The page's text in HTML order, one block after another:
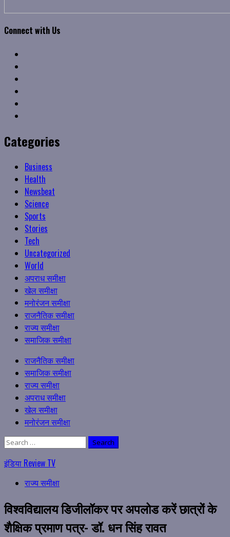
Connect with Us
Categories
Business
Health
Newsbeat
Science
Sports
Stories
Tech
Uncategorized
World
अपराध समीक्षा
खेल समीक्षा
मनोरंजन समीक्षा
राजनैतिक समीक्षा
राज्य समीक्षा
समाजिक समीक्षा
Primary
Menu
राजनैतिक समीक्षा
समाजिक समीक्षा
राज्य समीक्षा
अपराध समीक्षा
खेल समीक्षा
मनोरंजन समीक्षा
Search
इंडिया Review TV
राज्य समीक्षा
विश्वविद्यालय डिजीलॉकर पर अपलोड करें छात्रों के
शैक्षिक प्रमाण पत्र- डॉ. धन सिंह रावत